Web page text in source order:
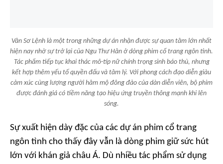
Vân Sơ Lệnh là một trong những dự án nhận được sự quan tâm lớn nhất
hiện nay nhờ sự trở lại của Ngu Thư Hân ở dòng phim cổ trang ngôn tình.
Tác phẩm tiếp tục khai thác mô-típ nữ chính trọng sinh báo thù, nhưng
kết hợp thêm yếu tố quyền đấu và tâm lý. Với phong cách đạo diễn giàu
cảm xúc cùng lượng người hâm mộ đông đảo của dàn diễn viên, bộ phim
được đánh giá có tiềm năng tạo hiệu ứng truyền thông mạnh khi lên
sóng.
Sự xuất hiện dày đặc của các dự án phim cổ trang
ngôn tình cho thấy đây vẫn là dòng phim giữ sức hút
lớn với khán giả châu Á. Dù nhiều tác phẩm sử dụng